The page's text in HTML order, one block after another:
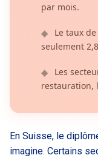
par mois.
◆
Le taux
seulement
◆
Les
restauration,
En Suisse, le
imagine. Certains